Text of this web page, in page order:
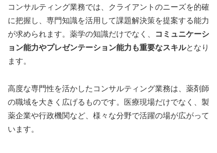
コンサルティング業務では、クライアントのニーズを的確
に把握し、専門知識を活用して課題解決策を提案する能力
が求められます。薬学の知識だけでなく、 コミュニケーシ
ョン能力やプレゼンテーション能力も重要なスキルとなり
ます。
高度な専門性を活かしたコンサルティング業務は、薬剤師
の職域を大きく広げるものです。医療現場だけでなく、製
薬企業や行政機関など、様々な分野で活躍の場が広がって
います。